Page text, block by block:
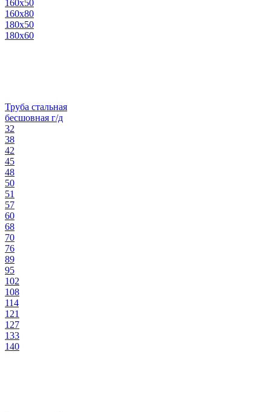
160х50
160х80
180х50
180х60
Труба стальная
бесшовная г/д
32
38
42
45
48
50
51
57
60
68
70
76
89
95
102
108
114
121
127
133
140